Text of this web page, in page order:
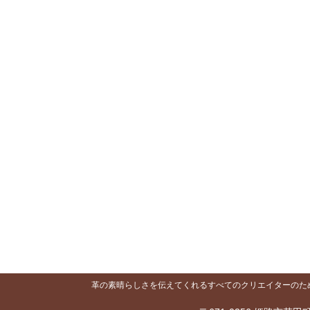
革の素晴らしさを伝えてくれるすべてのクリエイターの